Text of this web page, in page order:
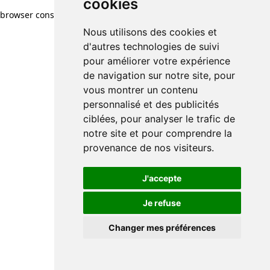
cookies
Nous utilisons des cookies et
d'autres technologies de suivi
pour améliorer votre expérience
de navigation sur notre site, pour
vous montrer un contenu
personnalisé et des publicités
ciblées, pour analyser le trafic de
notre site et pour comprendre la
provenance de nos visiteurs.
J'accepte
Je refuse
Changer mes préférences
browser console for more information)